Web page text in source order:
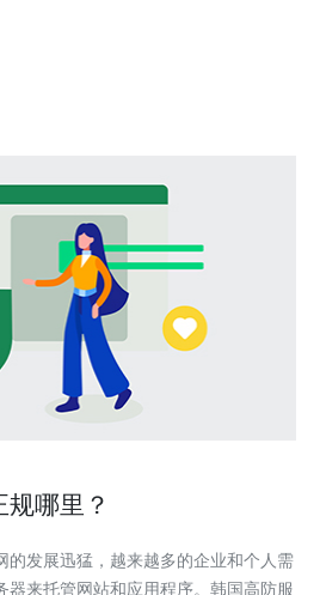
常发达，拥有高速、稳定的网络环
哪里？
的发展迅猛，越来越多的企业和个人需
器来托管网站和应用程序。韩国高防服